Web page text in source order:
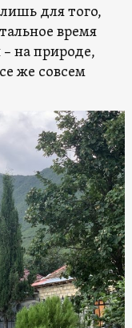
для того,
время
на природе,
же совсем